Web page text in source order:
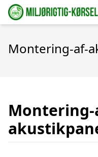
Montering-af-
Montering-